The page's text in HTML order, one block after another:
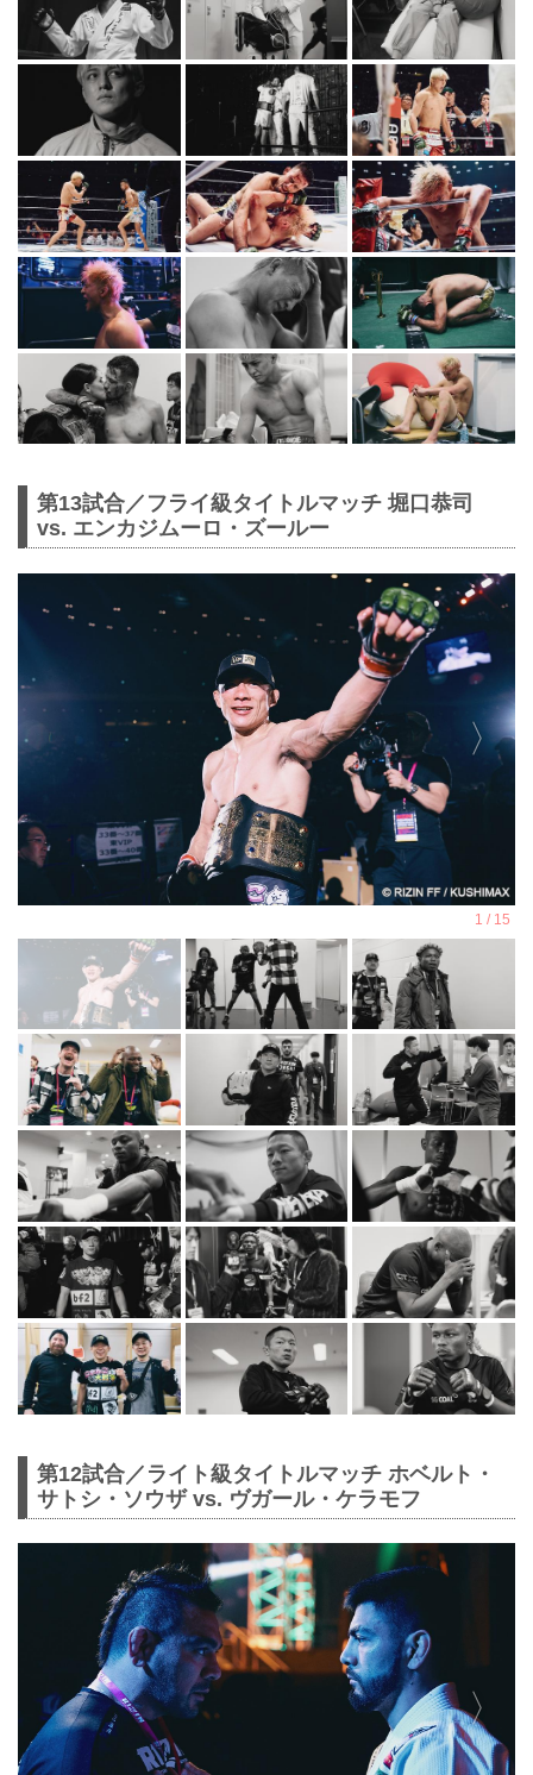
第13試合／フライ級タイトルマッチ 堀口恭司
vs. エンカジムーロ・ズールー
第12試合／ライト級タイトルマッチ ホベルト・
サトシ・ソウザ vs. ヴガール・ケラモフ